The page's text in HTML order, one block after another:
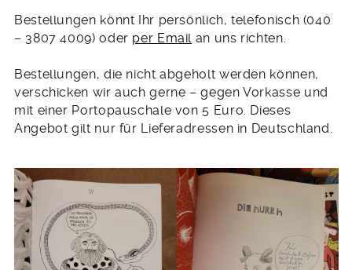
Bestellungen könnt Ihr persönlich, telefonisch (040
– 3807 4009) oder per Email an uns richten.
Bestellungen, die nicht abgeholt werden können,
verschicken wir auch gerne – gegen Vorkasse und
mit einer Portopauschale von 5 Euro. Dieses
Angebot gilt nur für Lieferadressen in Deutschland.